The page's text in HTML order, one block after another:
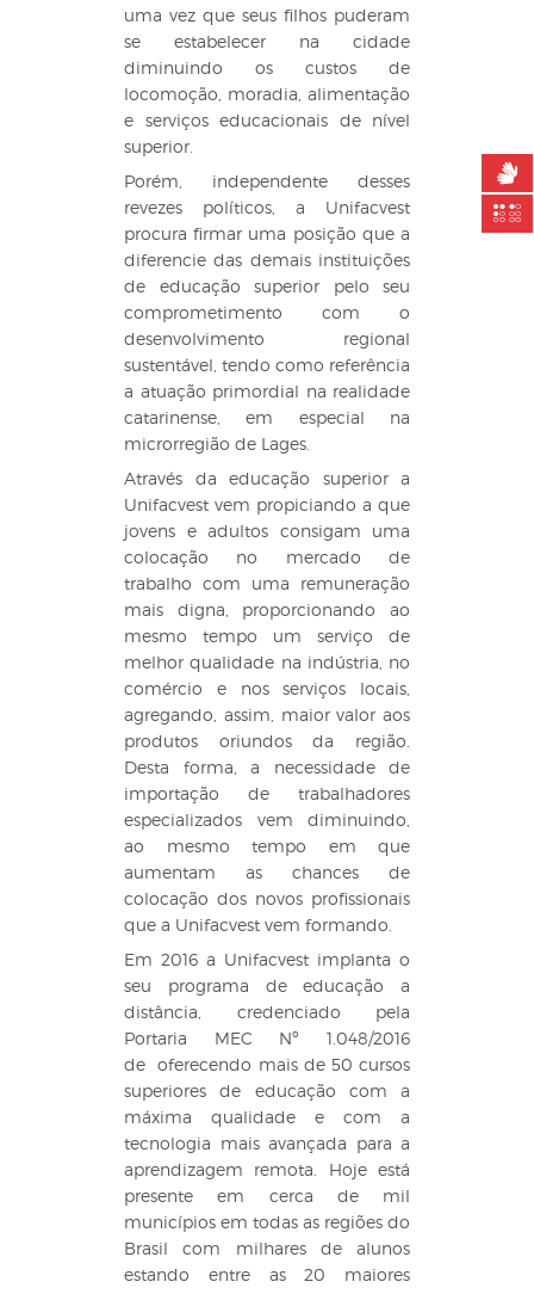
uma vez que seus filhos puderam
se estabelecer na cidade
diminuindo os custos de
locomoção, moradia, alimentação
e serviços educacionais de nível
superior.
Porém, independente desses
revezes políticos, a Unifacvest
procura firmar uma posição que a
diferencie das demais instituições
de educação superior pelo seu
comprometimento com o
desenvolvimento regional
sustentável, tendo como referência
a atuação primordial na realidade
catarinense, em especial na
microrregião de Lages.
Através da educação superior a
Unifacvest vem propiciando a que
jovens e adultos consigam uma
colocação no mercado de
trabalho com uma remuneração
mais digna, proporcionando ao
mesmo tempo um serviço de
melhor qualidade na indústria, no
comércio e nos serviços locais,
agregando, assim, maior valor aos
produtos oriundos da região.
Desta forma, a necessidade de
importação de trabalhadores
especializados vem diminuindo,
ao mesmo tempo em que
aumentam as chances de
colocação dos novos profissionais
que a Unifacvest vem formando.
Em 2016 a Unifacvest implanta o
seu programa de educação a
distância, credenciado pela
Portaria MEC Nº 1.048/2016
de oferecendo mais de 50 cursos
superiores de educação com a
máxima qualidade e com a
tecnologia mais avançada para a
aprendizagem remota. Hoje está
presente em cerca de mil
municípios em todas as regiões do
Brasil com milhares de alunos
estando entre as 20 maiores